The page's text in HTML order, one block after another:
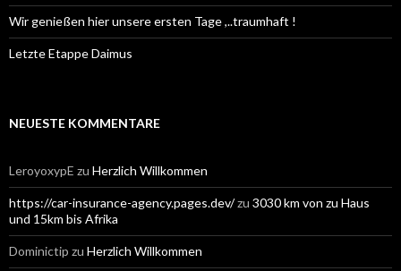
Wir genießen hier unsere ersten Tage ,..traumhaft !
Letzte Etappe Daimus
NEUESTE KOMMENTARE
LeroyoxypE zu Herzlich Willkommen
https://car-insurance-agency.pages.dev/zu 3030 km von zu Haus
und 15km bis Afrika
Dominictip zu Herzlich Willkommen